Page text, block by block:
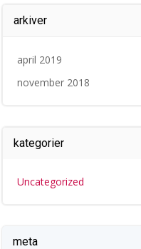
arkiver
april 2019
november 2018
kategorier
Uncategorized
meta